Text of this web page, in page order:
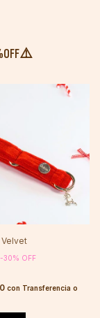
Velvet
-30% OFF
con Transferencia o